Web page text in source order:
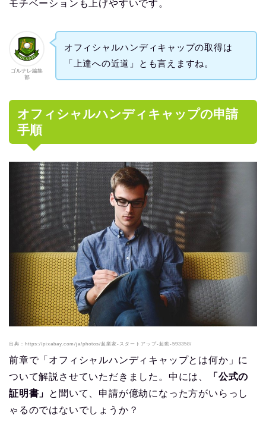
モチベーションも上げやすいです。
ゴルナレ編集
部
オフィシャルハンディキャップの取得は
「上達への近道」とも言えますね。
オフィシャルハンディキャップの申請
手順
出典：https://pixabay.com/ja/photos/起業家-スタートアップ-起動-593358/
前章で「オフィシャルハンディキャップとは何か」に
ついて解説させていただきました。中には、
「公式の
証明書」
と聞いて、申請が億劫になった方がいらっし
ゃるのではないでしょうか？